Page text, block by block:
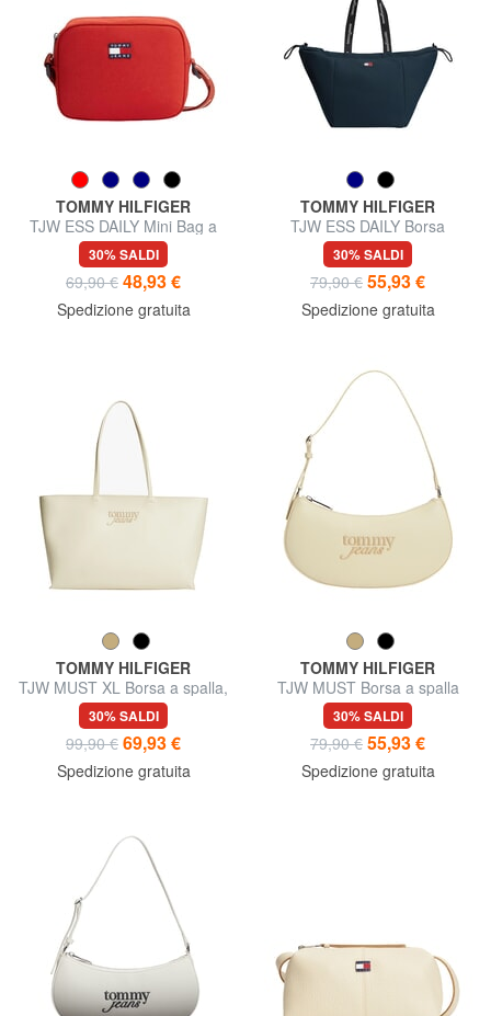
TOMMY HILFIGER
TJW ESS DAILY Mini Bag a
tracolla
30% SALDI
69,90 € 48,93 €
Spedizione gratuita
TOMMY HILFIGER
TJW ESS DAILY Borsa
shopper, a spalla
30% SALDI
79,90 € 55,93 €
Spedizione gratuita
TOMMY HILFIGER
TJW MUST XL Borsa a spalla,
con logo in rilievo
30% SALDI
99,90 € 69,93 €
Spedizione gratuita
TOMMY HILFIGER
TJW MUST Borsa a spalla
regolabile
30% SALDI
79,90 € 55,93 €
Spedizione gratuita